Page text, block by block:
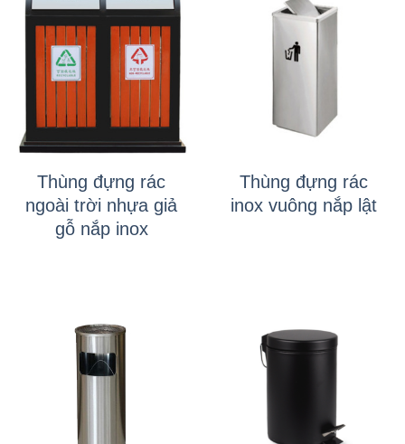
Thùng đựng rác
ngoài trời nhựa giả
gỗ nắp inox
Thùng đựng rác
inox vuông nắp lật